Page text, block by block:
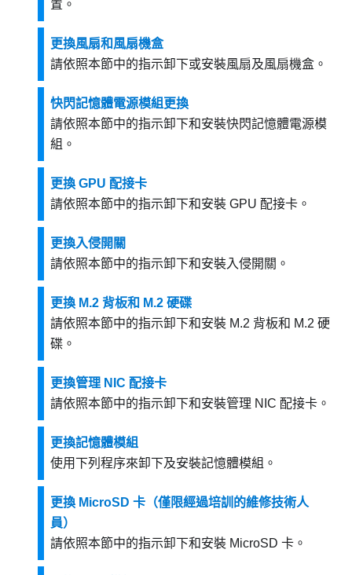
置。
更換風扇和風扇機盒
請依照本節中的指示卸下或安裝風扇及風扇機盒。
快閃記憶體電源模組更換
請依照本節中的指示卸下和安裝快閃記憶體電源模
組。
更換 GPU 配接卡
請依照本節中的指示卸下和安裝 GPU 配接卡。
更換入侵開關
請依照本節中的指示卸下和安裝入侵開關。
更換 M.2 背板和 M.2 硬碟
請依照本節中的指示卸下和安裝 M.2 背板和 M.2 硬
碟。
更換管理 NIC 配接卡
請依照本節中的指示卸下和安裝管理 NIC 配接卡。
更換記憶體模組
使用下列程序來卸下及安裝記憶體模組。
更換 MicroSD 卡（僅限經過培訓的維修技術人
員）
請依照本節中的指示卸下和安裝 MicroSD 卡。